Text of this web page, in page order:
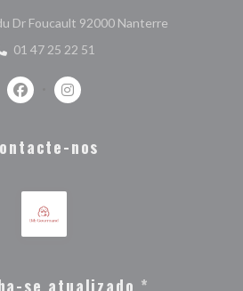
Dr Foucault 92000 Nanterre((abre numa
01 47 25 22 51
Facebook ((abre numa nova janela))
Instagram ((abre numa nova
nos
se atualizado *